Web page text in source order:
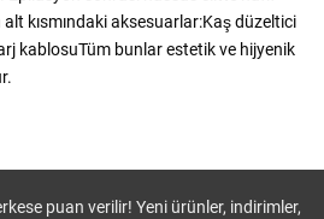
alt kısmındaki aksesuarlar:Kaş düzeltici
kablosuTüm bunlar estetik ve hijyenik
puan verilir! Yeni ürünler, indirimler,